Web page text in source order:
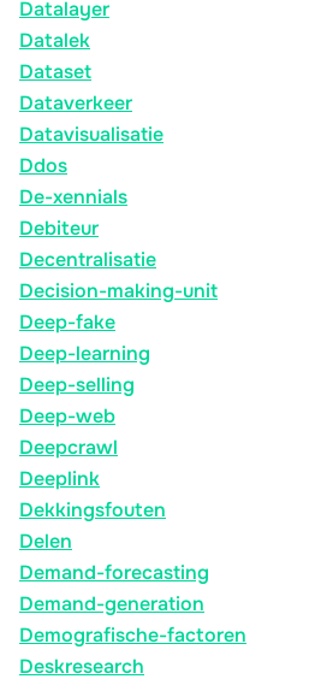
Datalayer
Datalek
Dataset
Dataverkeer
Datavisualisatie
Ddos
De-xennials
Debiteur
Decentralisatie
Decision-making-unit
Deep-fake
Deep-learning
Deep-selling
Deep-web
Deepcrawl
Deeplink
Dekkingsfouten
Delen
Demand-forecasting
Demand-generation
Demografische-factoren
Deskresearch